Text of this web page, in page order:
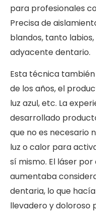
para profesionales
Precisa de
blandos, tanto
adyacente dentario.
Esta técnica
de los años, el
luz azul, etc. La
desarrollado
que no es necesario
luz o calor para
sí mismo. El láser
aumentaba
dentaria, lo que
llevadero y doloroso